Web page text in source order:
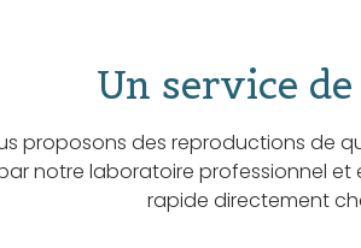
Un service
proposons des reproductions de
notre laboratoire professionnel
rapide directement